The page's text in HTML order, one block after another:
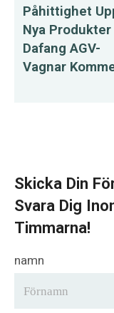
Påhittighet
Nya
Dafang AGV-
Vagnar
Skicka Din
Svara Dig
Timmarna!
namn